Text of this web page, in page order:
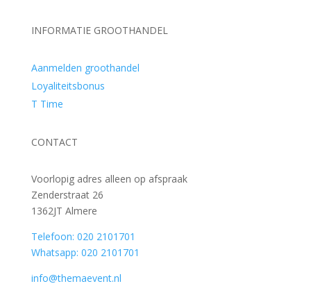
INFORMATIE GROOTHANDEL
Aanmelden groothandel
Loyaliteitsbonus
T Time
CONTACT
Voorlopig adres alleen op afspraak
Zenderstraat 26
1362JT Almere
Telefoon: 020 2101701
Whatsapp: 020 2101701
info@themaevent.nl